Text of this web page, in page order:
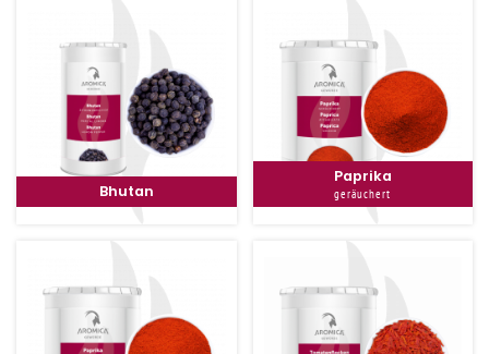
Bhutan
Paprika
geräuchert